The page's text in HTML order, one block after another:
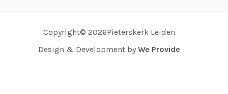
Copyright© 2026Pieterskerk Leiden
Design & Development by We Provide